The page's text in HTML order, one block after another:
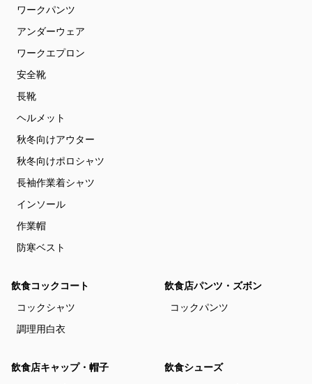
ワークパンツ
アンダーウェア
ワークエプロン
安全靴
長靴
ヘルメット
秋冬向けアウター
秋冬向けポロシャツ
長袖作業着シャツ
インソール
作業帽
防寒ベスト
飲食コックコート
コックシャツ
調理用白衣
飲食店パンツ・ズボン
コックパンツ
飲食店キャップ・帽子
飲食シューズ